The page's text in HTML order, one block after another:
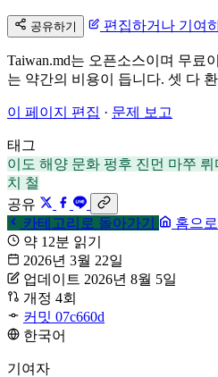
공유하기 편집하거나 기여
Taiwan.md는 오픈소스이며 무료
는 약간의 비용이 듭니다. 셋 다
이 페이지 편집 · 문제 보고
태그
이도 해양 문화 펑후 진먼 마쭈 뤼
치 철
공유
카테고리로 돌아가기
홈으
약 12분 읽기
2026년 3월 22일
업데이트 2026년 8월 5일
개정 4회
커밋 07c660d
한국어
기여자